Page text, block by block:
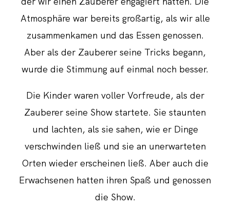
Atmosphäre war bereits großartig, als wir alle
zusammenkamen und das Essen genossen.
Aber als der Zauberer seine Tricks begann,
wurde die Stimmung auf einmal noch besser.
Die Kinder waren voller Vorfreude, als der
Zauberer seine Show startete. Sie staunten
und lachten, als sie sahen, wie er Dinge
verschwinden ließ und sie an unerwarteten
Orten wieder erscheinen ließ. Aber auch die
Erwachsenen hatten ihren Spaß und genossen
die Show.